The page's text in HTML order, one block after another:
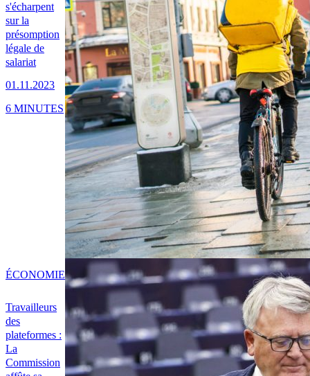
s'écharpent
sur la
présomption
légale de
salariat
01.11.2023
6 MINUTES
Travailleurs
des
plateformes :
La
Commission
ÉCONOMIE